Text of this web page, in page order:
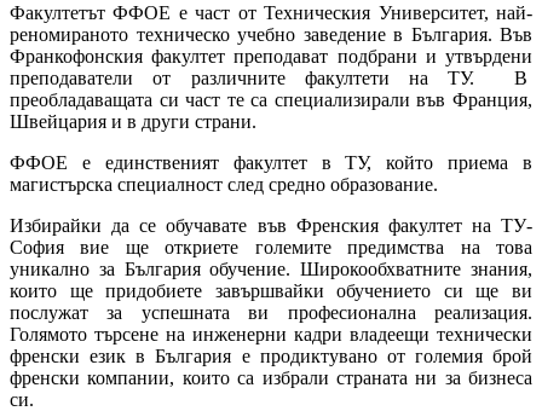
Факултетът ФФОЕ е част от Техническия Университет, най-
реномираното техническо учебно заведение в България. Във
Франкофонския факултет преподават подбрани и утвърдени
преподаватели от различните факултети на ТУ. В
преобладаващата си част те са специализирали във Франция,
Швейцария и в други страни.
ФФОЕ е единственият факултет в ТУ, който приема в
магистърска специалност след средно образование.
Избирайки да се обучавате във Френския факултет на ТУ-
София вие ще откриете големите предимства на това
уникално за България обучение. Широкообхватните знания,
които ще придобиете завършвайки обучението си ще ви
послужат за успешната ви професионална реализация.
Голямото търсене на инженерни кадри владеещи технически
френски език в България е продиктувано от големия брой
френски компании, които са избрали страната ни за бизнеса
си.